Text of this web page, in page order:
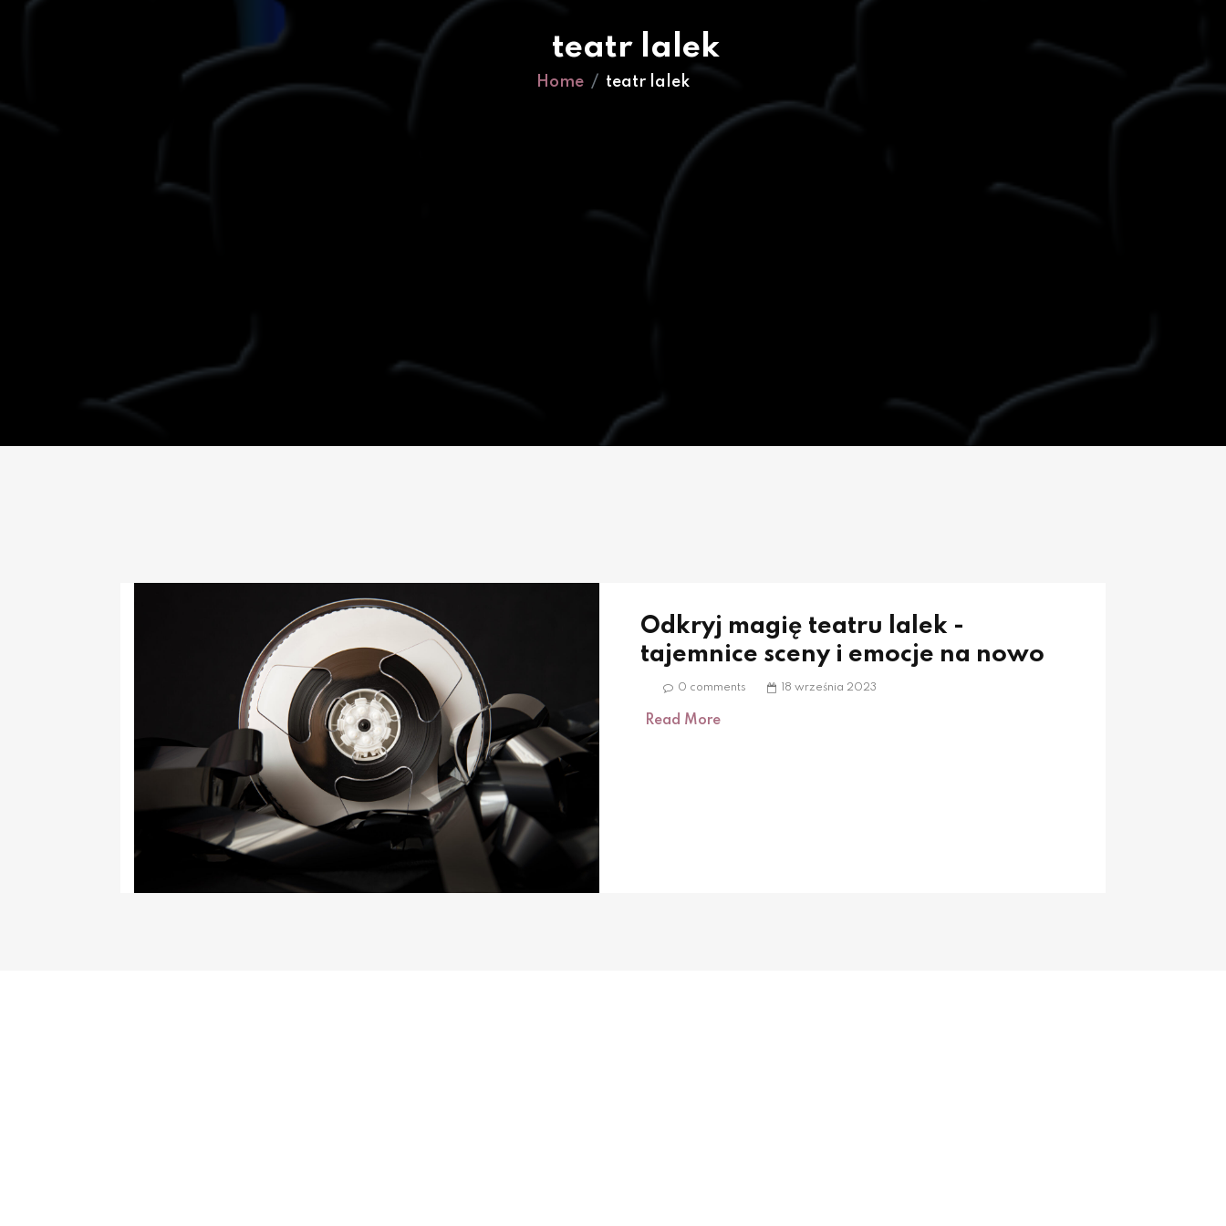
teatr lalek
Home teatr lalek
Odkryj magię teatru lalek -
tajemnice sceny i emocje na nowo
0 comments 18 września 2023
Read More